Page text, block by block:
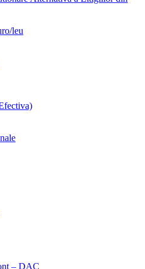
leu
– DAC